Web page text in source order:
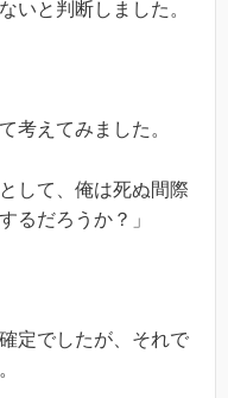
いと判断しました。
考えてみました。
して、俺は死ぬ間際
るだろうか？」
定でしたが、それで